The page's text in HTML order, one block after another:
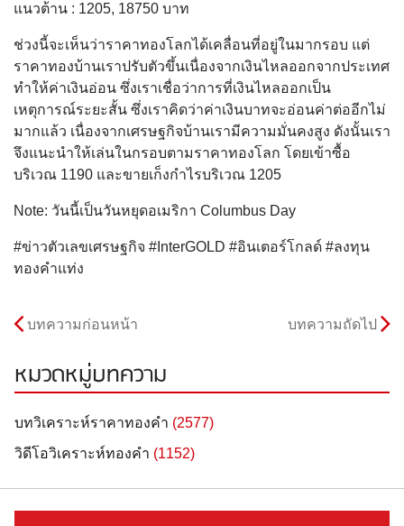
แนวต้าน : 1205, 18750 บาท
ช่วงนี้จะเห็นว่าราคาทองโลกได้เคลื่อนที่อยู่ในมากรอบ แต่
ราคาทองบ้านเราปรับตัวขึ้นเนื่องจากเงินไหลออกจากประเทศ
ทำให้ค่าเงินอ่อน ซึ่งเราเชื่อว่าการที่เงินไหลออกเป็น
เหตุการณ์ระยะสั้น ซึ่งเราคิดว่าค่าเงินบาทจะอ่อนค่าต่ออีกไม่
มากแล้ว เนื่องจากเศรษฐกิจบ้านเรามีความมั่นคงสูง ดังนั้นเรา
จึงแนะนำให้เล่นในกรอบตามราคาทองโลก โดยเข้าซื้อ
บริเวณ 1190 และขายเก็งกำไรบริเวณ 1205
Note: วันนี้เป็นวันหยุดอเมริกา Columbus Day
#ข่าวตัวเลขเศรษฐกิจ #InterGOLD #อินเตอร์โกลด์ #ลงทุน
ทองคำแท่ง
บทความก่อนหน้า บทความถัดไป
หมวดหมู่บทความ
บทวิเคราะห์ราคาทองคำ (2577)
วิดีโอวิเคราะห์ทองคำ (1152)